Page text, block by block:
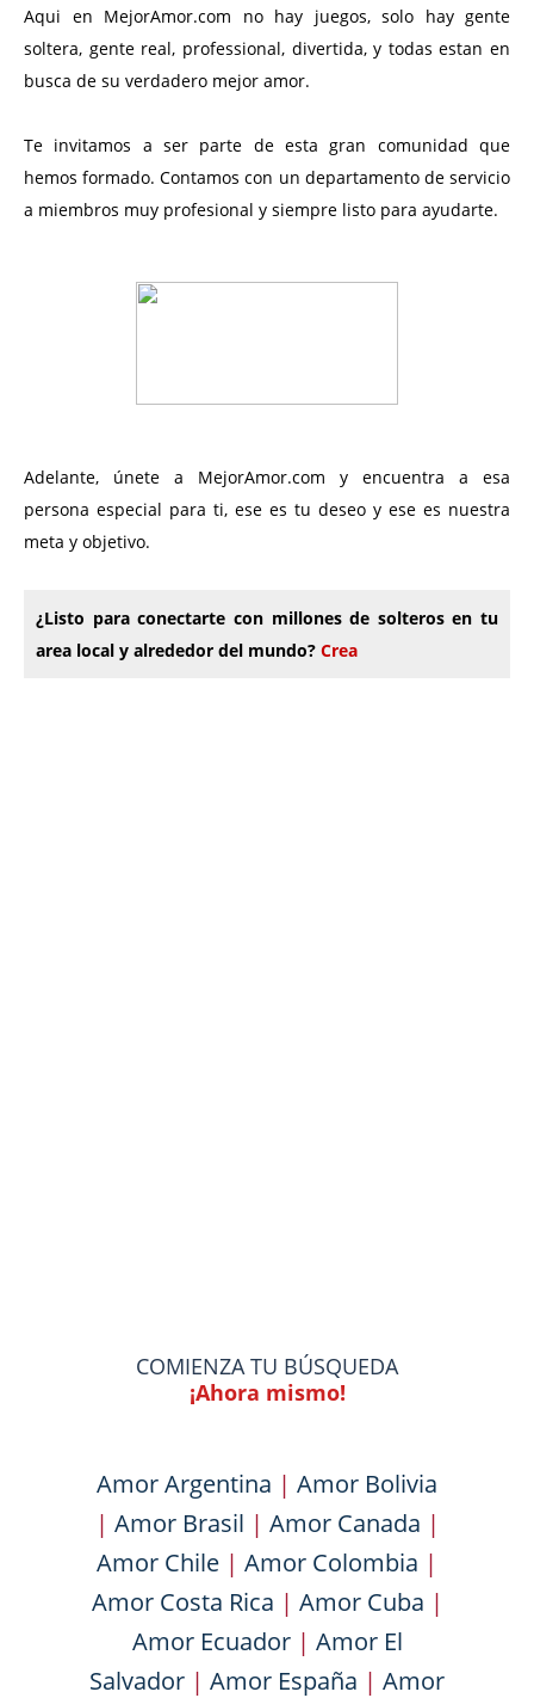
Aqui en MejorAmor.com no hay juegos, solo hay gente
soltera, gente real, professional, divertida, y todas estan en
busca de su verdadero mejor amor.
Te invitamos a ser parte de esta gran comunidad que
hemos formado. Contamos con un departamento de servicio
a miembros muy profesional y siempre listo para ayudarte.
Adelante, únete a MejorAmor.com y encuentra a esa
persona especial para ti, ese es tu deseo y ese es nuestra
meta y objetivo.
¿Listo para conectarte con millones de solteros en tu
area local y alrededor del mundo? Crea
COMIENZA TU BÚSQUEDA
¡Ahora mismo!
Amor Argentina | Amor Bolivia
| Amor Brasil | Amor Canada |
Amor Chile | Amor Colombia |
Amor Costa Rica | Amor Cuba |
Amor Ecuador| Amor El
Salvador | Amor España | Amor